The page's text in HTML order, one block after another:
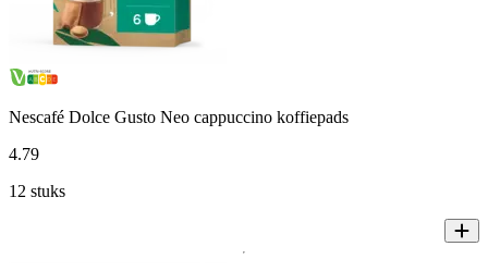
Nescafé Dolce Gusto Neo cappuccino koffiepads
4.79
12 stuks